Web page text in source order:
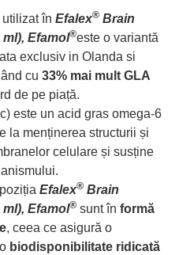
utilizat în Efalex® Brain
Efamol®este o variantă
exclusiv in Olanda si
cu 33% mai mult GLA
de pe piață.
este un acid gras omega-6
la menținerea structurii și
celulare și susține
Efalex® Brain
Efamol® sunt în formă
, ceea ce asigură o
biodisponibilitate ridicată